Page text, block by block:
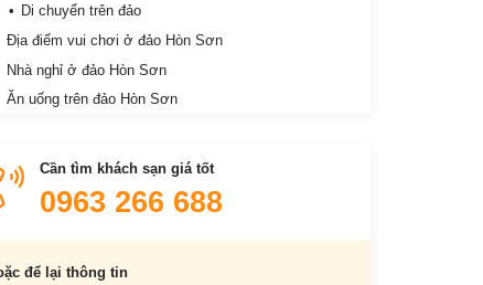
Di chuyển trên đảo
Địa điểm vui chơi ở đảo Hòn Sơn
Nhà nghỉ ở đảo Hòn Sơn
Ăn uống trên đảo Hòn Sơn
Cần tìm khách sạn giá tốt
0963 266 688
để lại thông tin